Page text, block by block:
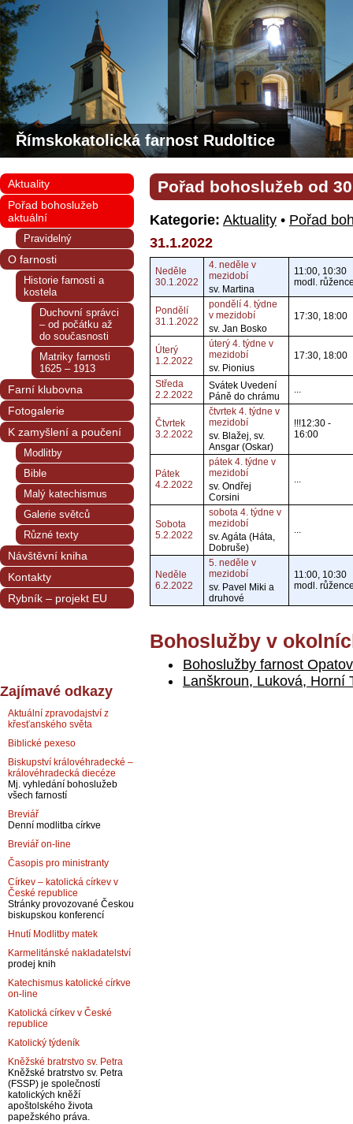
Římskokatolická farnost Rudoltice
Pořad bohoslužeb od
Kategorie: Aktuality • Pořad
31.1.2022
Neděle
30.1.2022
4. neděle v
mezidobí
sv. Martina
11:00, 10:30
modl.
Pondělí
31.1.2022
pondělí 4. týdne
v mezidobí
sv. Jan Bosko
17:30, 18:00
Úterý
1.2.2022
úterý 4. týdne v
mezidobí
sv. Pionius
17:30, 18:00
Středa
2.2.2022
Svátek Uvedení
Páně do chrámu
...
Čtvrtek
3.2.2022
čtvrtek 4. týdne v
mezidobí
sv. Blažej, sv.
Ansgar (Oskar)
!!!12:30 -
16:00
Pátek
4.2.2022
pátek 4. týdne v
mezidobí
sv. Ondřej
Corsini
...
Sobota
5.2.2022
sobota 4. týdne v
mezidobí
sv. Agáta (Háta,
Dobruše)
...
Neděle
6.2.2022
5. neděle v
mezidobí
sv. Pavel Miki a
druhové
11:00, 10:30
modl.
Bohoslužby v
Bohoslužby farnost Opatov
Lanškroun, Luková, Horní
Aktuality
Pořad bohoslužeb
aktuální
Pravidelný
O farnosti
Historie farnosti a
kostela
Duchovní správci
– od počátku až
do současnosti
Matriky farnosti
1625 – 1913
Farní klubovna
Fotogalerie
K zamyšlení a poučení
Modlitby
Bible
Malý katechismus
Galerie světců
Různé texty
Návštěvní kniha
Kontakty
Rybník – projekt EU
Zajímavé odkazy
Aktuální zpravodajství z
křesťanského světa
Biblické pexeso
Biskupství královéhradecké –
královéhradecká diecéze
Mj. vyhledání bohoslužeb
všech farností
Breviář
Denní modlitba církve
Breviář on-line
Časopis pro ministranty
Církev – katolická církev v
České republice
Stránky provozované Českou
biskupskou konferencí
Hnutí Modlitby matek
Karmelitánské nakladatelství
prodej knih
Katechismus katolické církve
on-line
Katolická církev v České
republice
Katolický týdeník
Kněžské bratrstvo sv. Petra
Kněžské bratrstvo sv. Petra
(FSSP) je společností
katolických kněží
apoštolského života
papežského práva.